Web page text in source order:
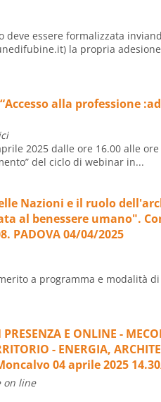
deve essere formalizzata
la propria
alla professione
2025 dalle ore 16.00 alle
del ciclo di webinar in...
Nazioni e il ruolo
al benessere umano".
PADOVA 04/04/2025
a programma e modalità
E ONLINE -
- ENERGIA,
04 aprile 2025
on line